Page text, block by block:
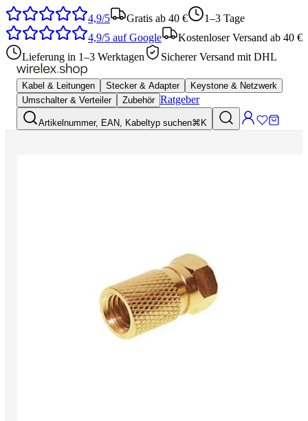
4,9/5 Gratis ab 40 €
1–3 Tage
4,9/5 auf Google
Kostenloser Versand ab 40 €
Lieferung in 1–3 Werktagen
Sicherer Versand mit DHL
Kabel & Leitungen Stecker & Adapter
Keystone & Netzwerk
Umschalter & Verteiler
Zubehör Ratgeber
Artikelnummer, EAN, Kabeltyp suchen⌘K